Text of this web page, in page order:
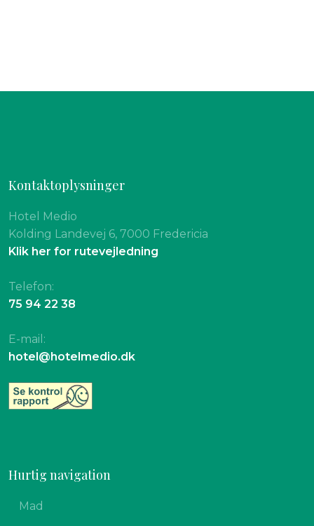
Kontaktoplysninger
Hotel Medio
Kolding Landevej 6, 7000 Fredericia
Klik her for rutevejledning
Telefon:
75 94 22 38
E-mail:
hotel@hotelmedio.dk​
Hurtig navigation
Mad